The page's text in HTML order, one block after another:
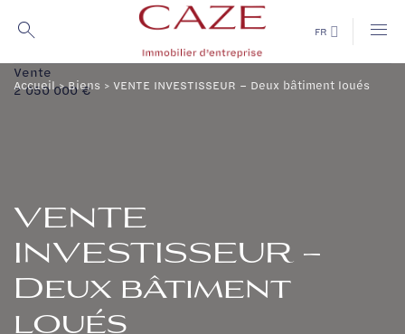
contenu
FR
Accueil>Biens > VENTE INVESTISSEUR – Deux bâtiment loués
VENTE
INVESTISSEUR –
Deux bâtiment
loués
Vente
2 050 000 €